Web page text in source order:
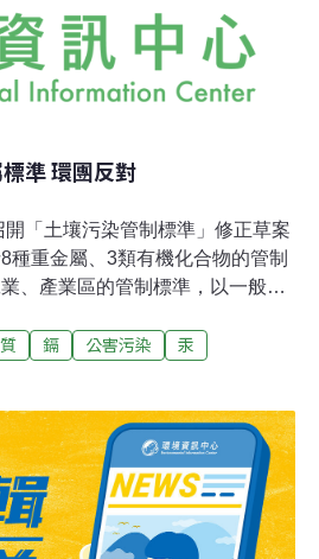
準 環團反對
「土壤污染管制標準」修正草案
種重金屬、3類有機化合物的管制
、產業區的管制標準，以一般地
的污染上限，要求環署不能貿
公聽會，做更廣泛的討論。此管
的地區分為「污染控制場址」與
確保土地與地下水資源。土基會
標準」第4條與「土壤污染管制
重金屬、及含氯有機化合物、油
合物等管制標準，並採取分區管
鎘 公害污染
汞